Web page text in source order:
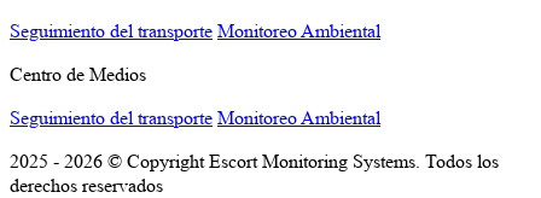
Seguimiento del transporte Monitoreo Ambiental
Centro de Medios
Seguimiento del transporte Monitoreo Ambiental
2025 - 2026 © Copyright Escort Monitoring Systems. Todos los
derechos reservados